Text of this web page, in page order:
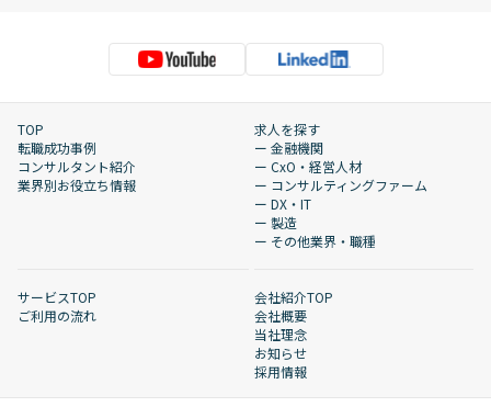
TOP
転職成功事例
コンサルタント紹介
業界別お役立ち情報
求人を探す
ー 金融機関
ー CxO・経営人材
ー コンサルティングファーム
ー DX・IT
ー 製造
ー その他業界・職種
サービスTOP
ご利用の流れ
会社紹介TOP
会社概要
当社理念
お知らせ
採用情報